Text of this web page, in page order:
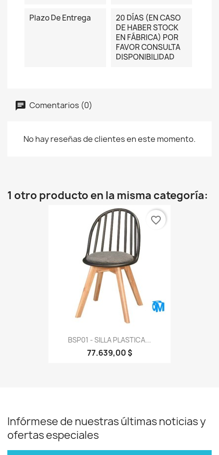
Plazo De Entrega
20 DÍAS (EN CASO
DE HABER STOCK
EN FÁBRICA) POR
FAVOR CONSULTA
DISPONIBILIDAD
Comentarios (0)
No hay reseñas de clientes en este momento.
1 otro producto en la misma categoría:
BSP01 - SILLA PLASTICA...
77.639,00 $
favorite_border
Infórmese de nuestras últimas noticias y
ofertas especiales